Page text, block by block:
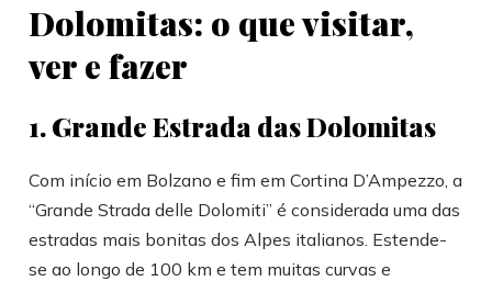
Dolomitas: o que visitar,
ver e fazer
1. Grande Estrada das Dolomitas
Com início em Bolzano e fim em Cortina D’Ampezzo, a
“Grande Strada delle Dolomiti” é considerada uma das
estradas mais bonitas dos Alpes italianos. Estende-
se ao longo de 100 km e tem muitas curvas e